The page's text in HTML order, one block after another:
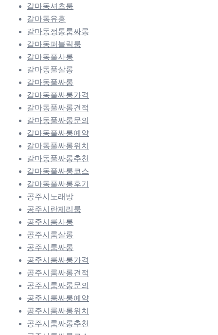
갈마동셔츠룸
갈마동유흥
갈마동정통룸싸롱
갈마동퍼블릭룸
갈마동풀사롱
갈마동풀살롱
갈마동풀싸롱
갈마동풀싸롱가격
갈마동풀싸롱견적
갈마동풀싸롱문의
갈마동풀싸롱예약
갈마동풀싸롱위치
갈마동풀싸롱추천
갈마동풀싸롱코스
갈마동풀싸롱후기
공주시노래방
공주시란제리룸
공주시룸사롱
공주시룸살롱
공주시룸싸롱
공주시룸싸롱가격
공주시룸싸롱견적
공주시룸싸롱문의
공주시룸싸롱예약
공주시룸싸롱위치
공주시룸싸롱추천